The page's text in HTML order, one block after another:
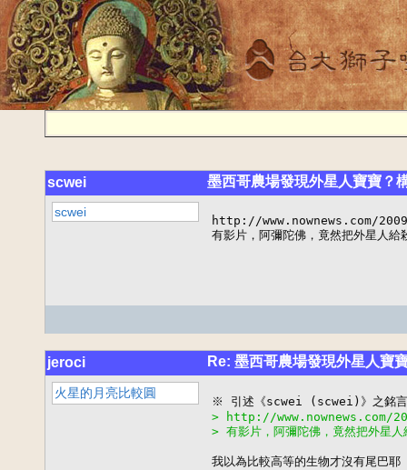
scwei 墨西哥農場發現外星人寶寶？
scwei
http://www.nownews.com/
有影片，阿彌陀佛，竟然把外星人
jeroci Re: 墨西哥農場發現外星人寶
火星的月亮比較圓
> http://www.nownews.com/
> 有影片，阿彌陀佛，竟然把外星
我以為比較高等的生物才沒有尾巴